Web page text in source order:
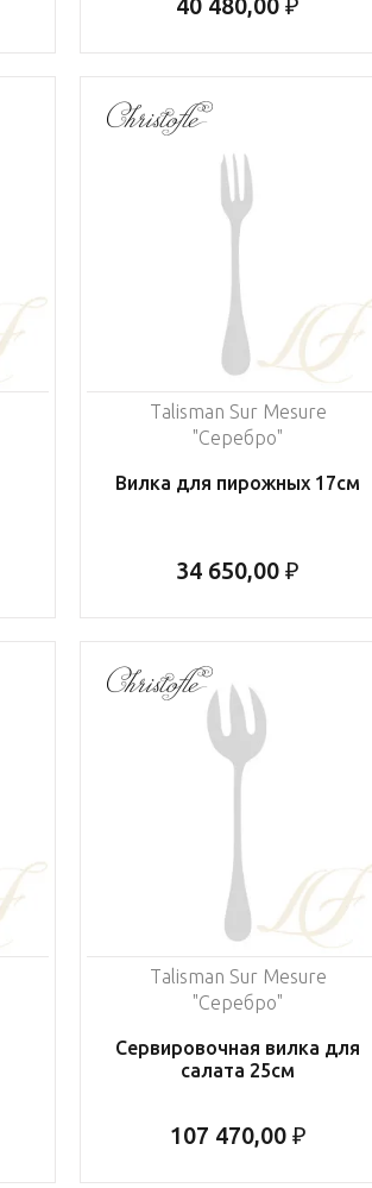
40 480,00 ₽
Talisman Sur Mesure
"Серебро"
Вилка для пирожных 17см
34 650,00 ₽
Talisman Sur Mesure
"Серебро"
Сервировочная вилка для
салата 25см
107 470,00 ₽